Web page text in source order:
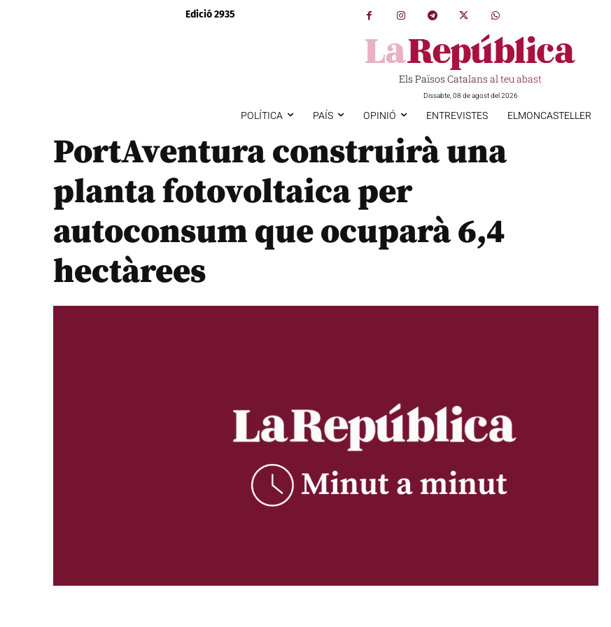
Edició 2935
Els Països Catalans al teu abast
Dissabte, 08 de agost del 2026
POLÍTICA PAÍS OPINIÓ ENTREVISTES ELMONCASTELLER
PortAventura construirà una
planta fotovoltaica per
autoconsum que ocuparà 6,4
hectàrees